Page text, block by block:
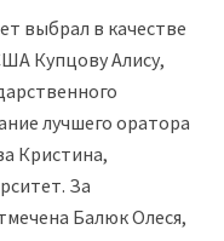
выбрал в качестве
Купцову Алису,
лучшего оратора
Кристина,
За
Балюк Олеся,